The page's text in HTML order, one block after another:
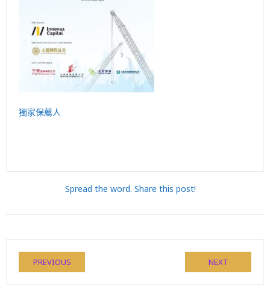
獨家保薦人
Spread the word. Share this post!
PREVIOUS NEXT